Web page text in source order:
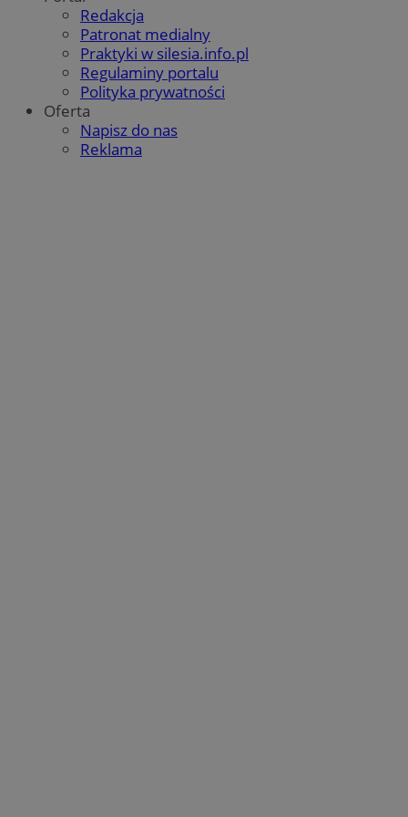
Redakcja
Patronat medialny
Praktyki w silesia.info.pl
Regulaminy portalu
Polityka prywatności
Oferta
Napisz do nas
Reklama
VISITOR_PRIVACY_METADATA
Google Privacy Policy